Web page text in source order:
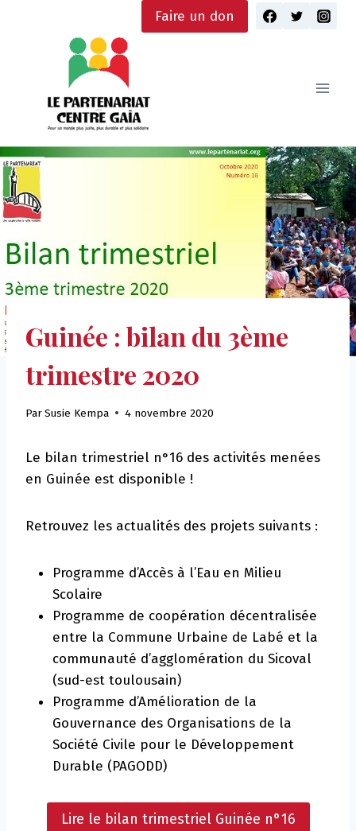
Faire un don
Guinée : bilan du 3ème
trimestre 2020
ParSusie Kempa 4 novembre 2020
Le bilan trimestriel n°16 des activités menées
en Guinée est disponible !
Retrouvez les actualités des projets suivants :
Programme d’Accès à l’Eau en Milieu
Scolaire
Programme de coopération décentralisée
entre la Commune Urbaine de Labé et la
communauté d’agglomération du Sicoval
(sud-est toulousain)
Programme d’Amélioration de la
Gouvernance des Organisations de la
Société Civile pour le Développement
Durable (PAGODD)
Lire le bilan trimestriel Guinée n°16